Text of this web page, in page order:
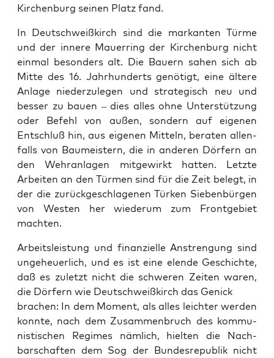
Kirchen­burg seinen Platz fand.
In Deutschweißkirch sind die markan­ten Türme
und der innere Mauer­ring der Kirchen­burg nicht
ein­mal beson­ders alt. Die Bauern sahen sich ab
Mitte des 16. Jahrhun­derts genötigt, eine ältere
Anlage niederzule­gen und strate­gisch neu und
bess­er zu bauen – dies alles ohne Unter­stützung
oder Befehl von außen, son­dern auf eige­nen
Entschluß hin, aus eige­nen Mit­teln, berat­en allen­
falls von Baumeis­tern, die in anderen Dör­fern an
den Wehran­la­gen mit­gewirkt hat­ten. Let­zte
Arbeit­en an den Tür­men sind für die Zeit belegt, in
der die zurück­geschla­ge­nen Türken Sieben­bür­gen
von West­en her wiederum zum Front­ge­bi­et
macht­en.
Arbeit­sleis­tung und finanzielle Anstren­gung sind
unge­heuer­lich, und es ist eine elende Geschichte,
daß es zulet­zt nicht die schw­eren Zeit­en waren,
die Dör­fern wie Deutschweißkirch das Genick
brachen: In dem Moment, als alles leichter wer­den
kon­nte, nach dem Zusam­men­bruch des kom­mu­
nis­tis­chen Regimes näm­lich, hiel­ten die Nach­
barschaften dem Sog der Bun­desre­pub­lik nicht